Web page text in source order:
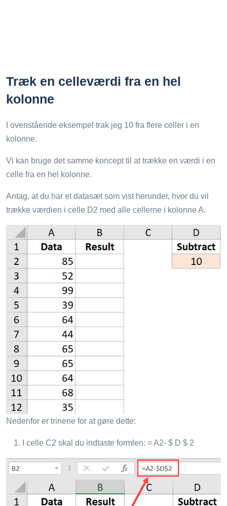
Træk en celleværdi fra en hel
kolonne
I ovenstående eksempel trak jeg 10 fra flere celler i en
kolonne.
Vi kan bruge det samme koncept til at trække en værdi i en
celle fra en hel kolonne.
Antag, at du har et datasæt som vist herunder, hvor du vil
trække værdien i celle D2 med alle cellerne i kolonne A.
Nedenfor er trinene for at gøre dette:
I celle C2 skal du indtaste formlen: = A2- $ D $ 2